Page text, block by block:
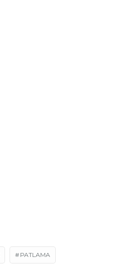
PATLAMA